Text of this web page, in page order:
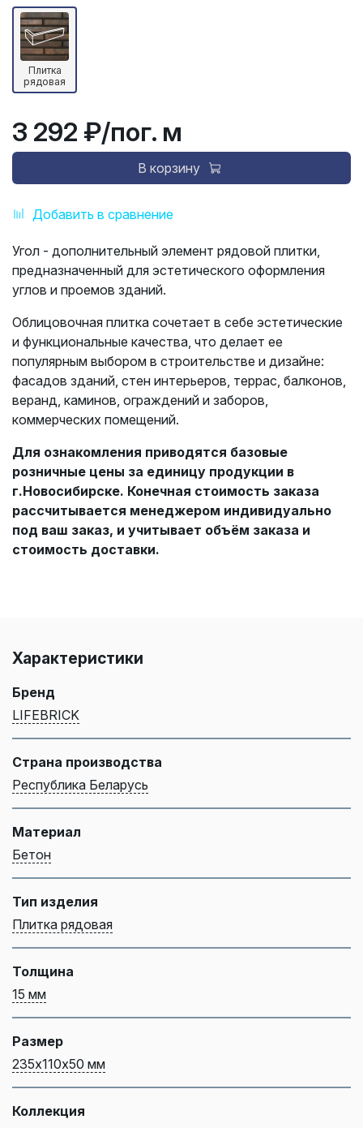
Добавить в сравнение
Плитка
рядовая
3 292 ₽/пог. м
В корзину
Угол - дополнительный элемент рядовой плитки,
предназначенный для эстетического оформления
углов и проемов зданий.
Облицовочная плитка сочетает в себе эстетические
и функциональные качества, что делает ее
популярным выбором в строительстве и дизайне:
фасадов зданий, стен интерьеров, террас, балконов,
веранд, каминов, ограждений и заборов,
коммерческих помещений.
Для ознакомления приводятся базовые
розничные цены за единицу продукции в
г.Новосибирске. Конечная стоимость заказа
рассчитывается менеджером индивидуально
под ваш заказ, и учитывает объём заказа и
стоимость доставки.
Характеристики
Бренд
LIFEBRICK
Страна производства
Республика Беларусь
Материал
Бетон
Тип изделия
Плитка рядовая
Толщина
15 мм
Размер
235х110х50 мм
Коллекция